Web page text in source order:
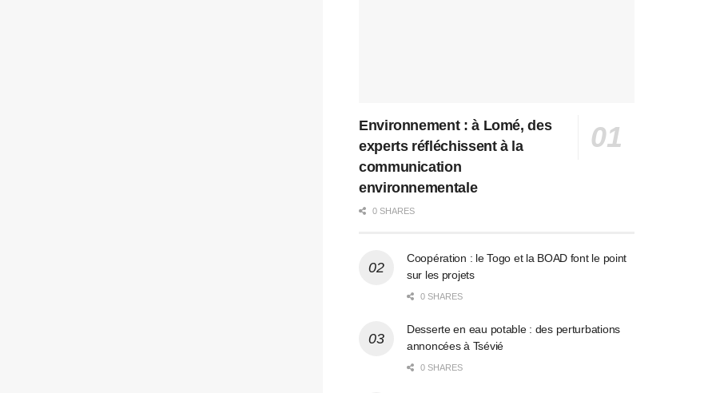
Environnement : à Lomé, des
experts réfléchissent à la
communication
environnementale
0 SHARES
Coopération : le Togo et la BOAD font le point
sur les projets
0 SHARES
Desserte en eau potable : des perturbations
annoncées à Tsévié
0 SHARES